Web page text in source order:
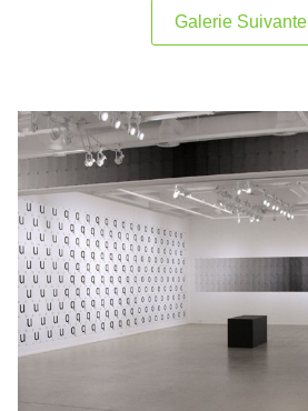
Galerie Suivante